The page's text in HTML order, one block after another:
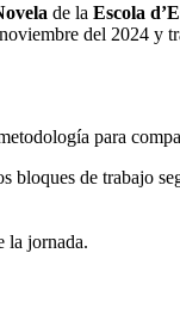
de la Escola
del 2024 y
para
de trabajo
la jornada.